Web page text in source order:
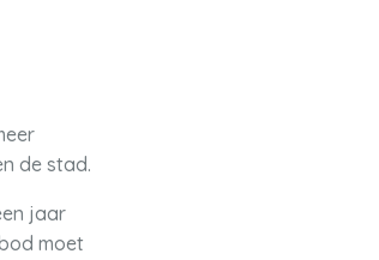
de stad.
jaar
moet